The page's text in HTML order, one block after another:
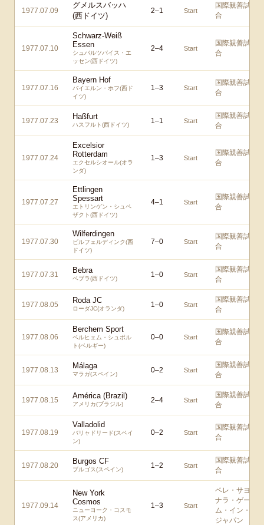
1977.07.09
グメルスバッハ
(西ドイツ)
2–1 Start
国際親善試
合
1977.07.10
Schwarz-Weiß
Essen
シュバルツバイス・エ
ッセン(西ドイツ)
2–4 Start
国際親善試
合
1977.07.16
Bayern Hof
バイエルン・ホフ(西ド
イツ)
1–3 Start
国際親善試
合
1977.07.23 Haßfurt
ハスフルト(西ドイツ) 1–1 Start
国際親善試
合
1977.07.24
Excelsior
Rotterdam
エクセルシオール(オラ
ンダ)
1–3 Start
国際親善試
合
1977.07.27
Ettlingen
Spessart
エトリンゲン・シュペ
ザクト(西ドイツ)
4–1 Start
国際親善試
合
1977.07.30
Wilferdingen
ビルフェルディンク(西
ドイツ)
7–0 Start
国際親善試
合
1977.07.31 Bebra
ベブラ(西ドイツ) 1–0 Start
国際親善試
合
1977.08.05 Roda JC
ローダJC(オランダ) 1–0 Start
国際親善試
合
1977.08.06
Berchem Sport
ベルヒェム・シュポル
ト(ベルギー)
0–0 Start
国際親善試
合
1977.08.13 Málaga
マラガ(スペイン) 0–2 Start
国際親善試
合
1977.08.15 América (Brazil)
アメリカ(ブラジル) 2–4 Start
国際親善試
合
1977.08.19
Valladolid
バリャドリード(スペイ
ン)
0–2 Start
国際親善試
合
1977.08.20 Burgos CF
ブルゴス(スペイン) 1–2 Start
国際親善試
合
1977.09.14
New York
Cosmos
ニューヨーク・コスモ
ス(アメリカ)
1–3 Start
ペレ・サヨ
ナラ・ゲー
ム・イン・
ジャパン